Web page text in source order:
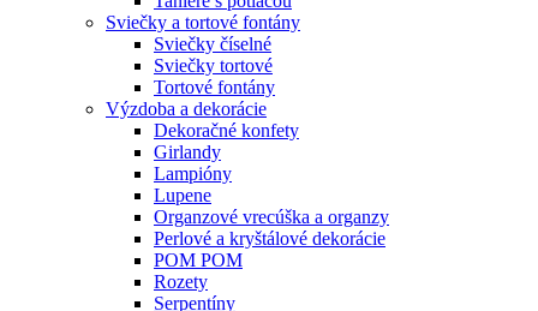
Sviečky a tortové fontány
Sviečky číselné
Sviečky tortové
Tortové fontány
Výzdoba a dekorácie
Dekoračné konfety
Girlandy
Lampióny
Lupene
Organzové vrecúška a organzy
Perlové a kryštálové dekorácie
POM POM
Rozety
Serpentíny